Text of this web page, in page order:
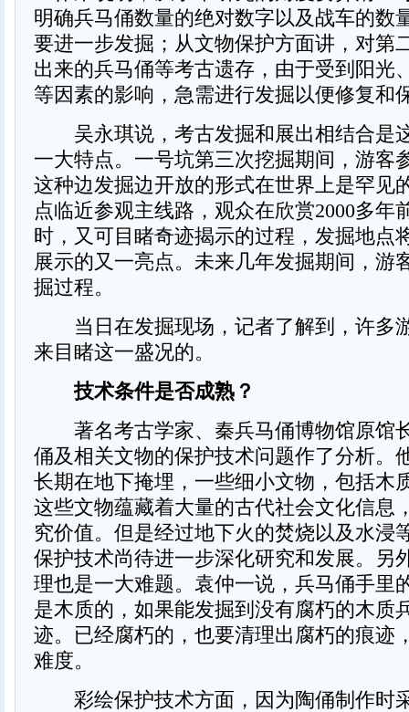
明确兵马俑数量的绝对数字以及战车的数
要进一步发掘；从文物保护方面讲，对第
出来的兵马俑等考古遗存，由于受到阳光
等因素的影响，急需进行发掘以便修复和
吴永琪说，考古发掘和展出相结合是
一大特点。一号坑第三次挖掘期间，游客
这种边发掘边开放的形式在世界上是罕见
点临近参观主线路，观众在欣赏2000多年
时，又可目睹奇迹揭示的过程，发掘地点
展示的又一亮点。未来几年发掘期间，游
掘过程。
当日在发掘现场，记者了解到，许多
来目睹这一盛况的。
技术条件是否成熟？
著名考古学家、秦兵马俑博物馆原馆
俑及相关文物的保护技术问题作了分析。
长期在地下掩埋，一些细小文物，包括木
这些文物蕴藏着大量的古代社会文化信息
究价值。但是经过地下火的焚烧以及水浸
保护技术尚待进一步深化研究和发展。另
理也是一大难题。袁仲一说，兵马俑手里
是木质的，如果能发掘到没有腐朽的木质
迹。已经腐朽的，也要清理出腐朽的痕迹
难度。
彩绘保护技术方面，因为陶俑制作时